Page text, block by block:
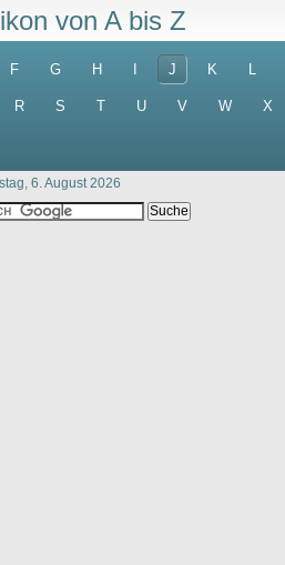
von A bis Z
F G H J K L
R S T U V W X
6. August 2026